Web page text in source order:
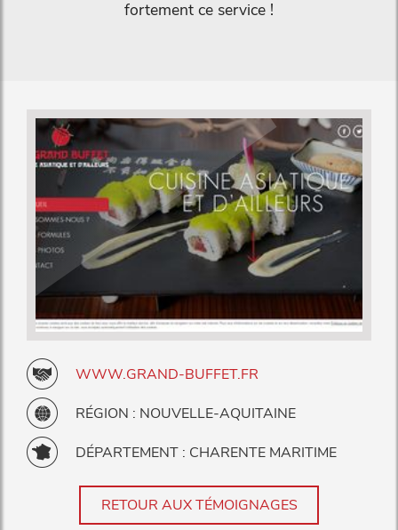
fortement ce service !
WWW.GRAND-BUFFET.FR
RÉGION : NOUVELLE-AQUITAINE
DÉPARTEMENT : CHARENTE MARITIME
RETOUR AUX TÉMOIGNAGES